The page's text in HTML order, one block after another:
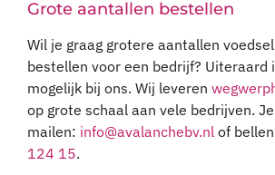
Wil je graag grotere aantallen
bestellen voor een bedrijf? Uiteraard
mogelijk bij ons. Wij leveren
op grote schaal aan vele bedrijven.
mailen:info@avalanchebv.nlof
124 15